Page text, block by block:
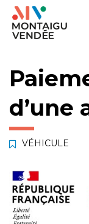
Gestion des traceurs
Aller
Aller
contenu
Aller
pied
d’une
VÉHICULE